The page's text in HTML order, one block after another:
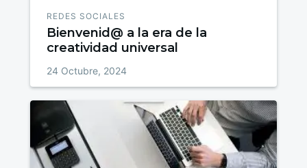
REDES SOCIALES
Bienvenid@ a la era de la
creatividad universal
24 Octubre, 2024